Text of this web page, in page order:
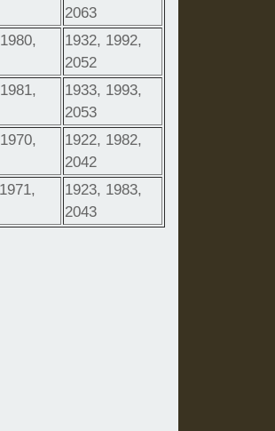
2063
1932, 1992,
2052
1933, 1993,
2053
1922, 1982,
2042
1923, 1983,
2043